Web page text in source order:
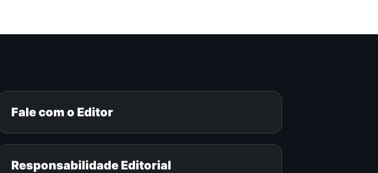
Fale com o Editor
Responsabilidade Editorial